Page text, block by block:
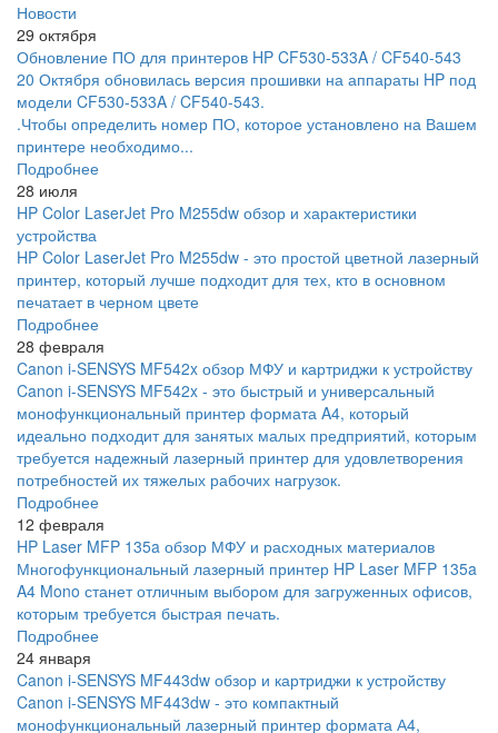
Новости
29 октября
Обновление ПО для принтеров HP CF530-533A / CF540-543
20 Октября обновилась версия прошивки на аппараты HP под
модели CF530-533A / CF540-543.
.Чтобы определить номер ПО, которое установлено на Вашем
принтере необходимо...
Подробнее
28 июля
HP Color LaserJet Pro M255dw обзор и характеристики
устройства
HP Color LaserJet Pro M255dw - это простой цветной лазерный
принтер, который лучше подходит для тех, кто в основном
печатает в черном цвете
Подробнее
28 февраля
Canon i-SENSYS MF542x обзор МФУ и картриджи к устройству
Canon i-SENSYS MF542x - это быстрый и универсальный
монофункциональный принтер формата A4, который
идеально подходит для занятых малых предприятий, которым
требуется надежный лазерный принтер для удовлетворения
потребностей их тяжелых рабочих нагрузок.
Подробнее
12 февраля
HP Laser MFP 135a обзор МФУ и расходных материалов
Многофункциональный лазерный принтер HP Laser MFP 135a
A4 Mono станет отличным выбором для загруженных офисов,
которым требуется быстрая печать.
Подробнее
24 января
Canon i-SENSYS MF443dw обзор и картриджи к устройству
Canon i-SENSYS MF443dw - это компактный
монофункциональный лазерный принтер формата А4,